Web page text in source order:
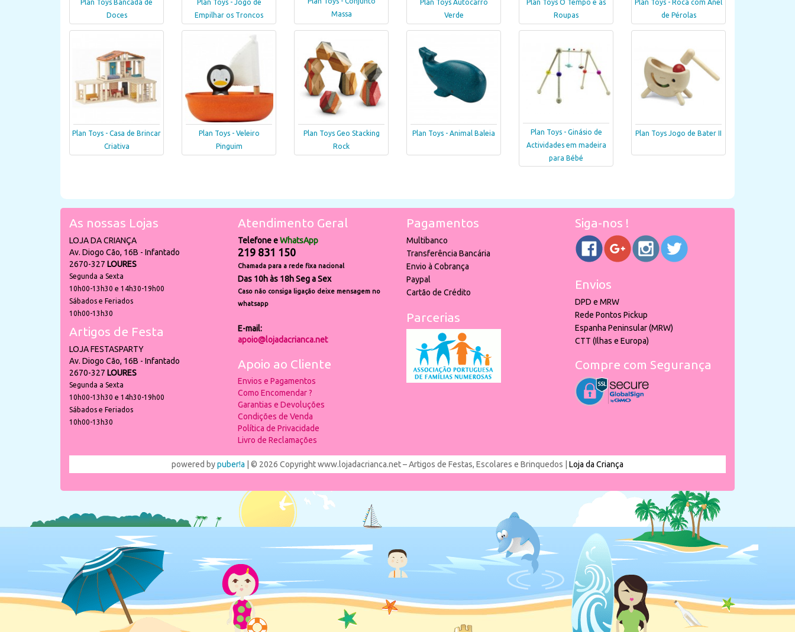
Plan Toys Bancada de
Doces
Plan Toys - Jogo de
Empilhar os Troncos
Massa
Plan Toys Autocarro
Verde
Plan Toys O Tempo e as
Roupas
Plan Toys - Roca com Anel
de Pérolas
Plan Toys - Casa de Brincar
Criativa
Plan Toys - Veleiro
Pinguim
Plan Toys Geo Stacking
Rock
Plan Toys - Animal Baleia
Plan Toys - Ginásio de
Actividades em madeira
para Bébé
Plan Toys Jogo de Bater II
As nossas Lojas
LOJA DA CRIANÇA
Av. Diogo Cão, 16B - Infantado
2670-327 LOURES
Segunda a Sexta
10h00-13h30 e 14h30-19h00
Sábados e Feriados
10h00-13h30
Artigos de Festa
LOJA FESTASPARTY
Av. Diogo Cão, 16B - Infantado
2670-327 LOURES
Segunda a Sexta
10h00-13h30 e 14h30-19h00
Sábados e Feriados
10h00-13h30
Atendimento Geral
Telefone eWhatsApp
219 831 150
Chamada para a rede fixa nacional
Das 10h às 18h Seg a Sex
Caso não consiga ligação deixe mensagem no
whatsapp
E-mail:
apoio@lojadacrianca.net
Apoio ao Cliente
Envios e Pagamentos
Como Encomendar ?
Garantias e Devoluções
Condições de Venda
Política de Privacidade
Livro de Reclamações
Pagamentos
Multibanco
Transferência Bancária
Envio à Cobrança
Paypal
Cartão de Crédito
Parcerias
Siga-nos !
Envios
DPD e MRW
Rede Pontos Pickup
Espanha Peninsular (MRW)
CTT (Ilhas e Europa)
Compre com Segurança
powered bypuber!a | © 2026 Copyright www.lojadacrianca.net – Artigos de Festas, Escolares e Brinquedos | Loja da Criança